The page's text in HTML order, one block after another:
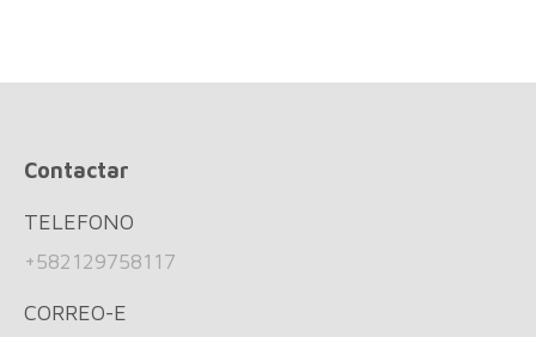
Contactar
TELEFONO
+582129758117
CORREO-E